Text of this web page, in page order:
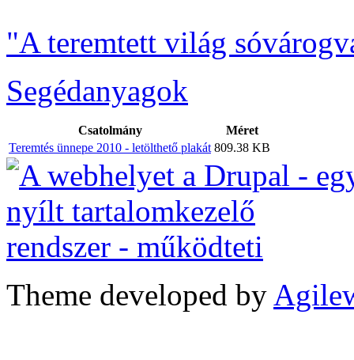
"A teremtett világ
Segédanyagok
Csatolmány
Méret
Teremtés ünnepe 2010 - letölthető plakát 809.38 KB
Theme developed by